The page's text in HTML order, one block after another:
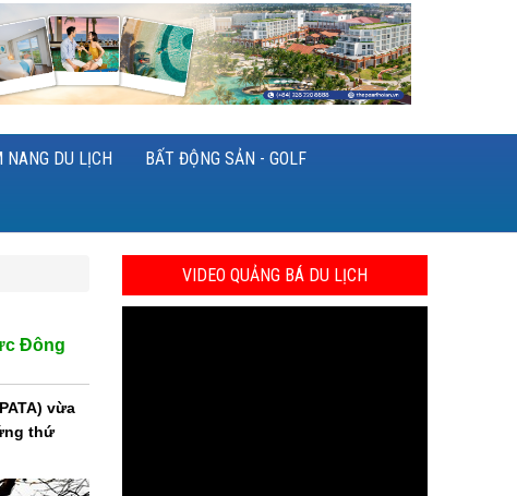
NANG DU LỊCH BẤT ĐỘNG SẢN - GOLF
Đông
vừa
thứ
VIDEO QUẢNG BÁ DU LỊCH